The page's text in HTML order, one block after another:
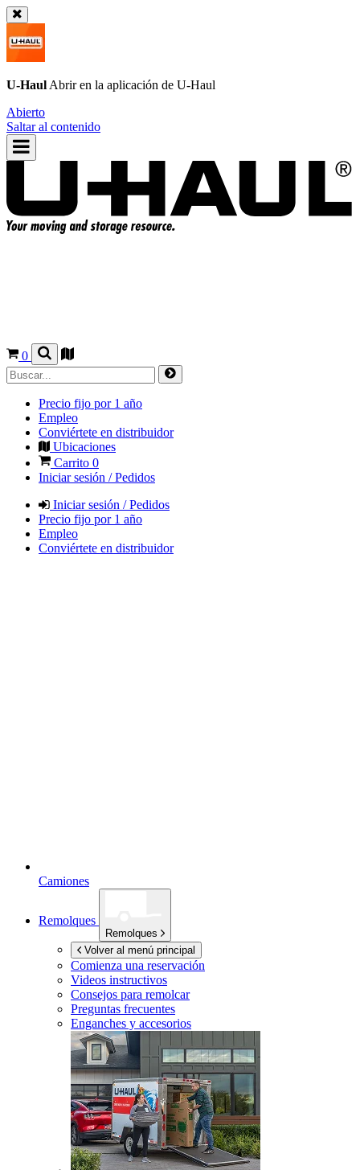
U-Haul Abrir en la aplicación de U-Haul
Abierto
Saltar al contenido
0
Precio fijo por 1 año
Empleo
Conviértete en distribuidor
Ubicaciones
Carrito 0
Iniciar sesión / Pedidos
Iniciar sesión / Pedidos
Precio fijo por 1 año
Empleo
Conviértete en distribuidor
Camiones
Remolques
Remolques
Volver al menú principal
Comienza una reservación
Videos instructivos
Consejos para remolcar
Preguntas frecuentes
Enganches y accesorios